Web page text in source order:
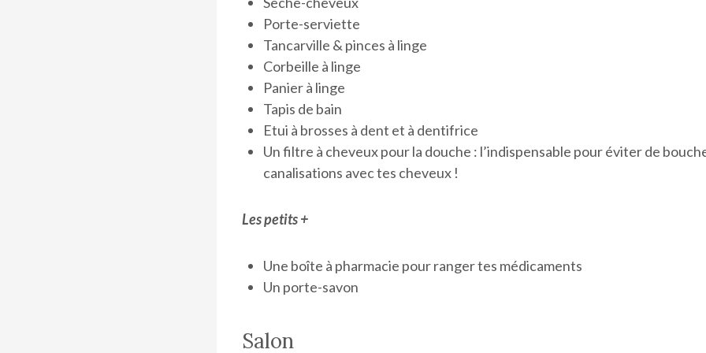
Porte-serviette
Tancarville & pinces à linge
Corbeille à linge
Panier à linge
Tapis de bain
Etui à brosses à dent et à dentifrice
Un filtre à cheveux pour la douche : l’indispensable pour éviter de
canalisations avec tes cheveux !
Les petits +
Une boîte à pharmacie pour ranger tes médicaments
Un porte-savon
Salon